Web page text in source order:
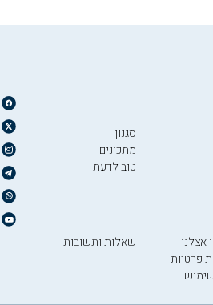
סגנון
מתכונים
טוב לדעת
אצלנו
פרטיות
שאלות ותשובות